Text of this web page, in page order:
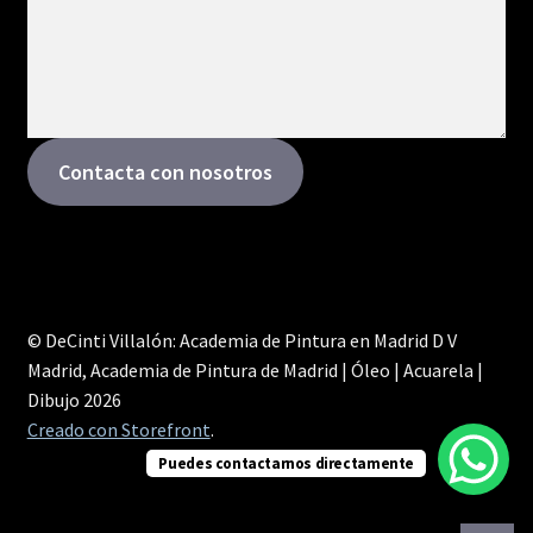
Contacta con nosotros
© DeCinti Villalón: Academia de Pintura en Madrid D V
Madrid, Academia de Pintura de Madrid | Óleo | Acuarela |
Dibujo 2026
Creado con Storefront.
Puedes contactarnos directamente